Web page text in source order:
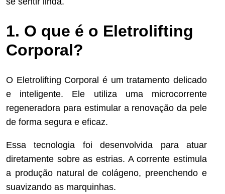
1. O que é o Eletrolifting
Corporal?
O Eletrolifting Corporal é um tratamento delicado
e inteligente. Ele utiliza uma microcorrente
regeneradora para estimular a renovação da pele
de forma segura e eficaz.
Essa tecnologia foi desenvolvida para atuar
diretamente sobre as estrias. A corrente estimula
a produção natural de colágeno, preenchendo e
suavizando as marquinhas.